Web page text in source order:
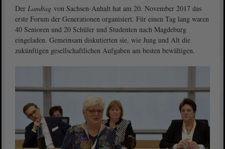
Der Landtag von Sachsen-Anhalt hat am 20. November 2017 das
erste Forum der Generationen organisiert. Für einen Tag lang waren
40 Senioren und 20 Schüler und Studenten nach Magdeburg
eingeladen. Gemeinsam diskutierten sie, wie Jung und Alt die
zukünftigen gesellschaftlichen Aufgaben am besten bewältigen.